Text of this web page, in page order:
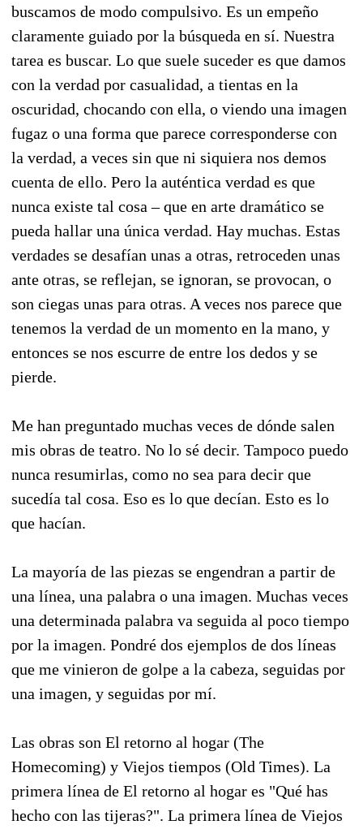
buscamos de modo compulsivo. Es un empeño
claramente guiado por la búsqueda en sí. Nuestra
tarea es buscar. Lo que suele suceder es que damos
con la verdad por casualidad, a tientas en la
oscuridad, chocando con ella, o viendo una imagen
fugaz o una forma que parece corresponderse con
la verdad, a veces sin que ni siquiera nos demos
cuenta de ello. Pero la auténtica verdad es que
nunca existe tal cosa – que en arte dramático se
pueda hallar una única verdad. Hay muchas. Estas
verdades se desafían unas a otras, retroceden unas
ante otras, se reflejan, se ignoran, se provocan, o
son ciegas unas para otras. A veces nos parece que
tenemos la verdad de un momento en la mano, y
entonces se nos escurre de entre los dedos y se
pierde.
Me han preguntado muchas veces de dónde salen
mis obras de teatro. No lo sé decir. Tampoco puedo
nunca resumirlas, como no sea para decir que
sucedía tal cosa. Eso es lo que decían. Esto es lo
que hacían.
La mayoría de las piezas se engendran a partir de
una línea, una palabra o una imagen. Muchas veces
una determinada palabra va seguida al poco tiempo
por la imagen. Pondré dos ejemplos de dos líneas
que me vinieron de golpe a la cabeza, seguidas por
una imagen, y seguidas por mí.
Las obras son El retorno al hogar (The
Homecoming) y Viejos tiempos (Old Times). La
primera línea de El retorno al hogar es "Qué has
hecho con las tijeras?". La primera línea de Viejos